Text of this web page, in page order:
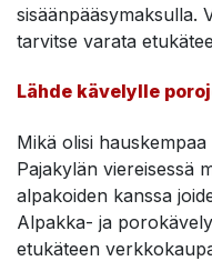
sisäänpääsymaksulla.
tarvitse varata
Lähde kävelylle
Mikä olisi
Pajakylän viereisessä
alpakoiden kanssa
Alpakka- ja
etukäteen